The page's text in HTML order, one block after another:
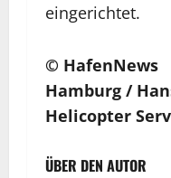
eingerichtet.
© HafenNews
Hamburg /
Helicopter
ÜBER DEN AUTOR